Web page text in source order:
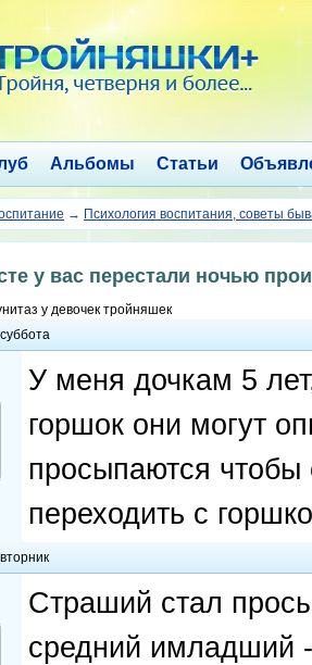
Альбомы Статьи
→ Психология воспитания, советы
у вас перестали ночью
у девочек тройняшек
У меня дочкам 5
горшок они могут
просыпаются чтобы
переходить с
Страший стал
средний имладший